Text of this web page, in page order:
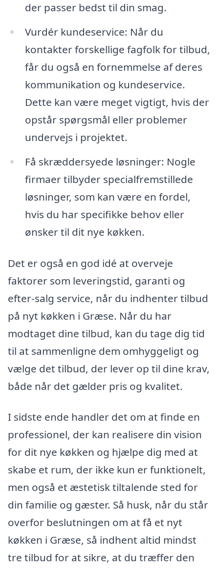
der passer bedst til din smag.
Vurdér kundeservice: Når du
kontakter forskellige fagfolk for tilbud,
får du også en fornemmelse af deres
kommunikation og kundeservice.
Dette kan være meget vigtigt, hvis der
opstår spørgsmål eller problemer
undervejs i projektet.
Få skræddersyede løsninger: Nogle
firmaer tilbyder specialfremstillede
løsninger, som kan være en fordel,
hvis du har specifikke behov eller
ønsker til dit nye køkken.
Det er også en god idé at overveje
faktorer som leveringstid, garanti og
efter-salg service, når du indhenter tilbud
på nyt køkken i Græse. Når du har
modtaget dine tilbud, kan du tage dig tid
til at sammenligne dem omhyggeligt og
vælge det tilbud, der lever op til dine krav,
både når det gælder pris og kvalitet.
I sidste ende handler det om at finde en
professionel, der kan realisere din vision
for dit nye køkken og hjælpe dig med at
skabe et rum, der ikke kun er funktionelt,
men også et æstetisk tiltalende sted for
din familie og gæster. Så husk, når du står
overfor beslutningen om at få et nyt
køkken i Græse, så indhent altid mindst
tre tilbud for at sikre, at du træffer den